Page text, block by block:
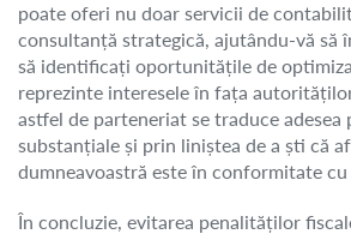
poate oferi nu doar servicii de
consultanță strategică, ajutându-vă să
să identificați oportunitățile de
reprezinte interesele în fața
astfel de parteneriat se traduce adesea
substanțiale și prin liniștea de a ști că
dumneavoastră este în conformitate cu
În concluzie, evitarea penalităților